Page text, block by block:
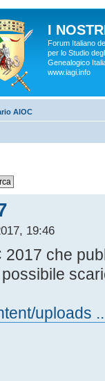
I
Forum Italiano
per lo Studio
Genealogico
www.iagi.info
AIOC
19:46
2017 che
uploads